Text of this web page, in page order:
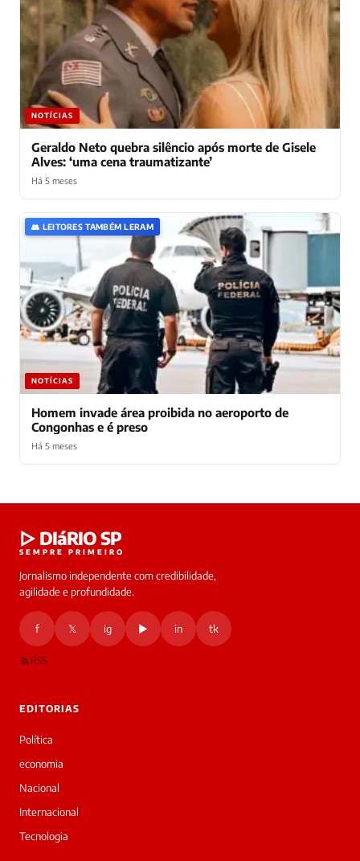
NOTÍCIAS
Geraldo Neto quebra silêncio após morte de Gisele
Alves: ‘uma cena traumatizante’
Há 5 meses
👥 LEITORES TAMBÉM LERAM
NOTÍCIAS
Homem invade área proibida no aeroporto de
Congonhas e é preso
Há 5 meses
online
Oi!
Bom
dia!
a
Laura,
▷ DIáRIO SP
SEMPRE PRIMEIRO
Jornalismo independente com credibilidade,
agilidade e profundidade.
f 𝕏 ig ▶ in tk
RSS
EDITORIAS
Política
economia
Nacional
Internacional
Tecnologia